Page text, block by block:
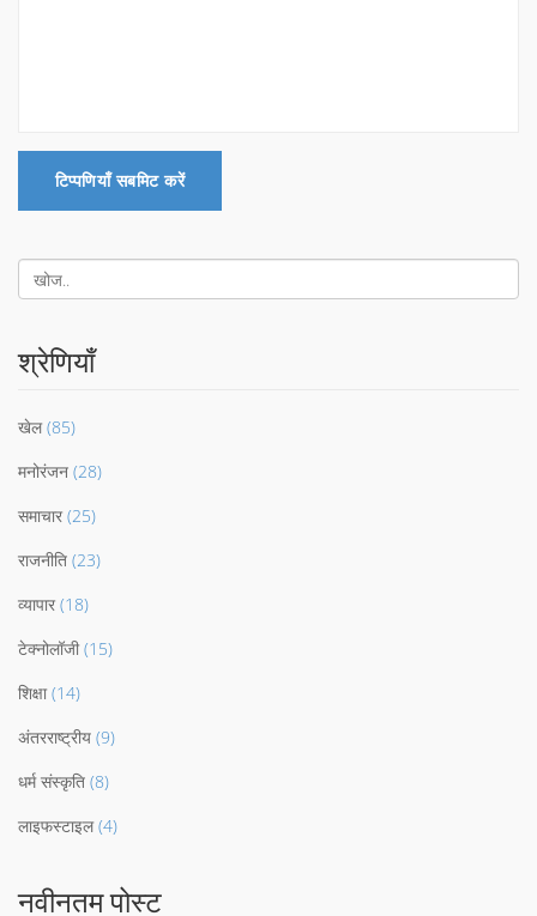
टिप्पणियाँ सबमिट करें
श्रेणियाँ
खेल (85)
मनोरंजन (28)
समाचार (25)
राजनीति (23)
व्यापार (18)
टेक्नोलॉजी (15)
शिक्षा (14)
अंतरराष्ट्रीय (9)
धर्म संस्कृति (8)
लाइफस्टाइल (4)
नवीनतम पोस्ट